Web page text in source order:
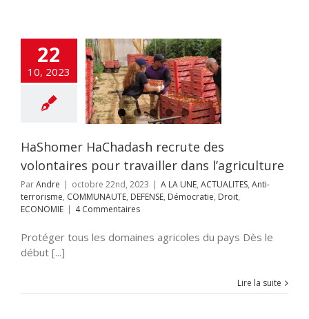
22
10, 2023
HaChadash
des
pour
dans
ACTUALITES
Droit
HaShomer HaChadash recrute des
volontaires pour travailler dans l’agriculture
ParAndre | octobre 22nd, 2023 | A LA UNE, ACTUALITES, Anti-
terrorisme, COMMUNAUTE, DEFENSE, Démocratie, Droit,
ECONOMIE | 4 Commentaires
Protéger tous les domaines agricoles du pays Dès le
début [...]
Lire la suite